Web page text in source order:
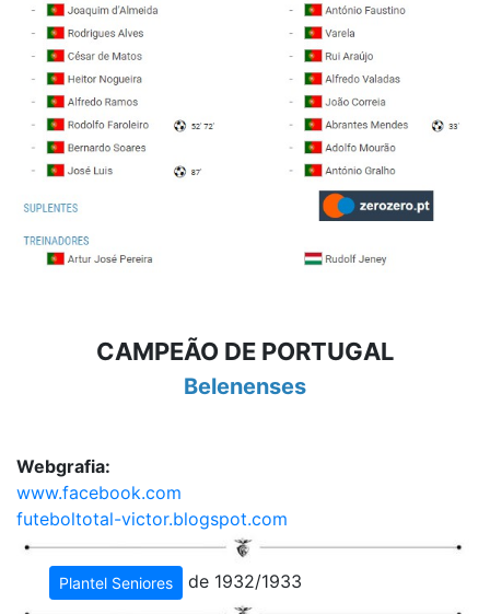
CAMPEÃO DE PORTUGAL
Belenenses
Webgrafia:
www.facebook.com
futeboltotal-victor.blogspot.com
Plantel Seniores de 1932/1933